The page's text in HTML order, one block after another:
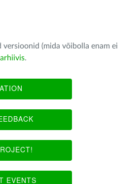
versioonid (mida võibolla enam ei
arhiivis.
EVENTS